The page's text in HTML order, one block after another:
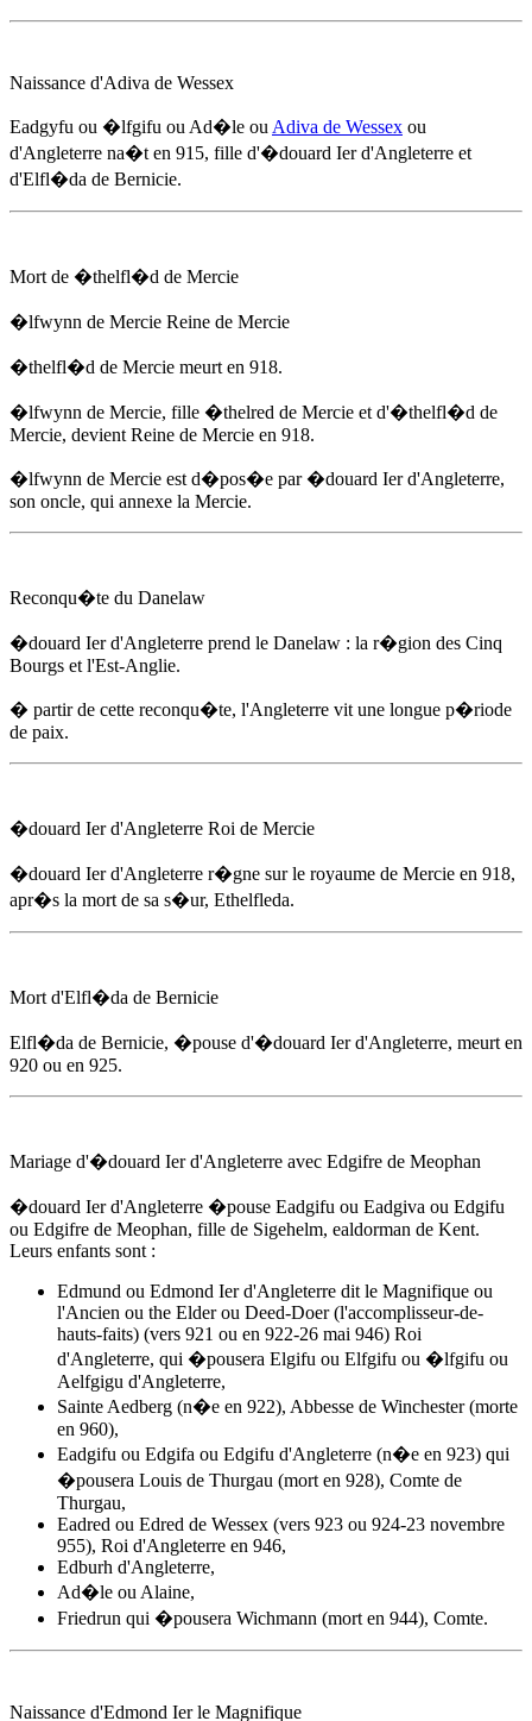
Naissance d'Adiva de Wessex
Eadgyfu ou �lfgifu ou Ad�le ou Adiva de Wessex ou
d'Angleterre na�t en 915, fille d'�douard Ier d'Angleterre et
d'Elfl�da de Bernicie.
Mort de �thelfl�d de Mercie
�lfwynn de Mercie Reine de Mercie
�thelfl�d de Mercie meurt en 918.
�lfwynn de Mercie, fille �thelred de Mercie et d'�thelfl�d de
Mercie, devient Reine de Mercie en 918.
�lfwynn de Mercie est d�pos�e par �douard Ier d'Angleterre,
son oncle, qui annexe la Mercie.
Reconqu�te du Danelaw
�douard Ier d'Angleterre prend le Danelaw : la r�gion des Cinq
Bourgs et l'Est-Anglie.
� partir de cette reconqu�te, l'Angleterre vit une longue p�riode
de paix.
�douard Ier d'Angleterre Roi de Mercie
�douard Ier d'Angleterre r�gne sur le royaume de Mercie en 918,
apr�s la mort de sa s�ur, Ethelfleda.
Mort d'Elfl�da de Bernicie
Elfl�da de Bernicie, �pouse d'�douard Ier d'Angleterre, meurt en
920 ou en 925.
Mariage d'�douard Ier d'Angleterre avec Edgifre de Meophan
�douard Ier d'Angleterre �pouse Eadgifu ou Eadgiva ou Edgifu
ou Edgifre de Meophan, fille de Sigehelm, ealdorman de Kent.
Leurs enfants sont :
Edmund ou Edmond Ier d'Angleterre dit le Magnifique ou
l'Ancien ou the Elder ou Deed-Doer (l'accomplisseur-de-
hauts-faits) (vers 921 ou en 922-26 mai 946) Roi
d'Angleterre, qui �pousera Elgifu ou Elfgifu ou �lfgifu ou
Aelfgigu d'Angleterre,
Sainte Aedberg (n�e en 922), Abbesse de Winchester (morte
en 960),
Eadgifu ou Edgifa ou Edgifu d'Angleterre (n�e en 923) qui
�pousera Louis de Thurgau (mort en 928), Comte de
Thurgau,
Eadred ou Edred de Wessex (vers 923 ou 924-23 novembre
955), Roi d'Angleterre en 946,
Edburh d'Angleterre,
Ad�le ou Alaine,
Friedrun qui �pousera Wichmann (mort en 944), Comte.
Naissance d'Edmond Ier le Magnifique